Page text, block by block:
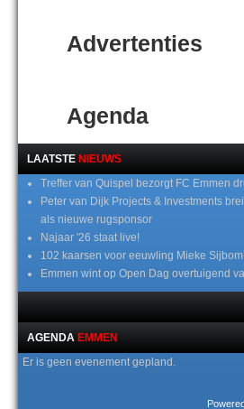
Advertenties
Agenda
LAATSTE NIEUWS
Treffer van Quispel bezorgt FC Emmen
Peter van Dijk Projects & Investments
als nieuwe rugsponsor
Najaar '26 staat live!
102 kaarsen voor eeuwling Mieke
Emmen wint op Open Dag overtuigend
AGENDA EMMEN
Er is geen evenement gepland.